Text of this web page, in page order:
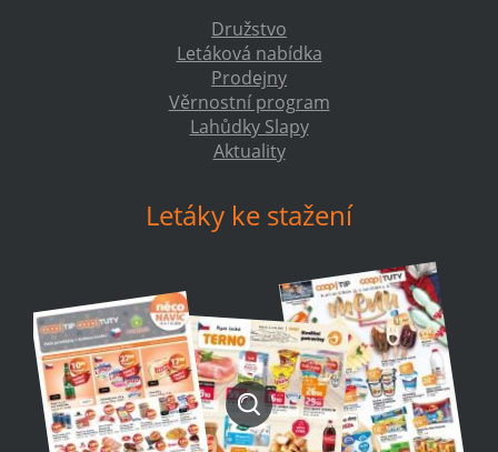
Družstvo
Letáková nabídka
Prodejny
Věrnostní program
Lahůdky Slapy
Aktuality
Letáky ke stažení